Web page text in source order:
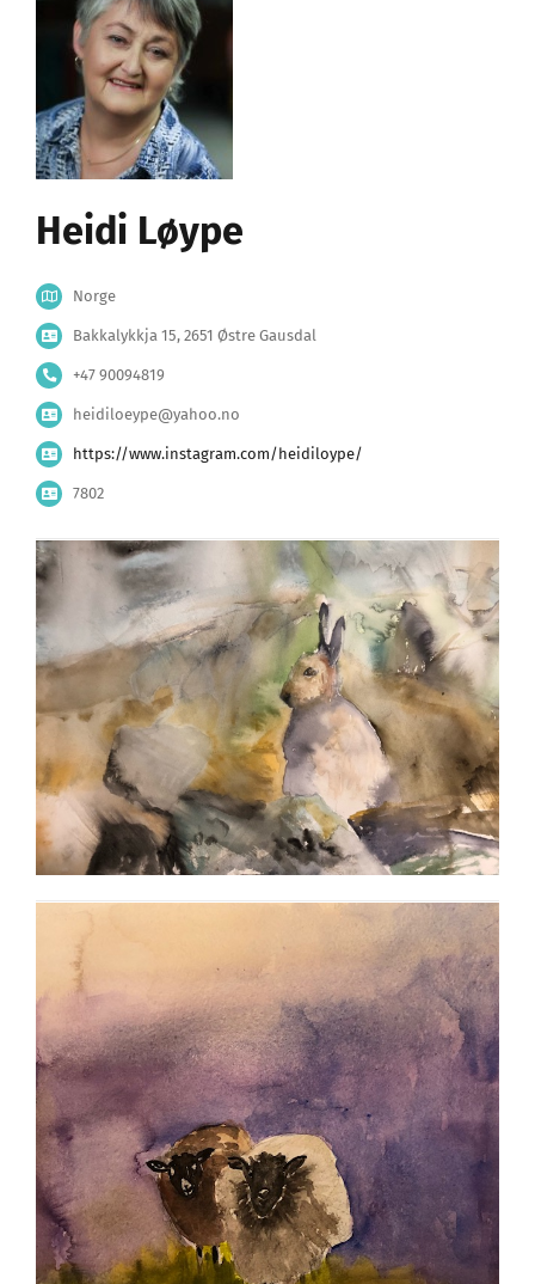
Heidi Løype
Norge
Bakkalykkja 15, 2651 Østre Gausdal
+47 90094819
heidiloeype@yahoo.no
https://www.instagram.com/heidiloype/
7802